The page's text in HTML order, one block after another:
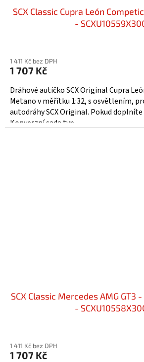
SCX Classic Cupra León
-
1 411 Kč bez DPH
1 707 Kč
Dráhové autíčko SCX Original Cupra
Metano v měřítku 1:32, s osvětlením,
autodráhy SCX Original. Pokud doplníte
Konverzní sada typ...
SCX Classic Mercedes AMG GT3
-
1 411 Kč bez DPH
1 707 Kč